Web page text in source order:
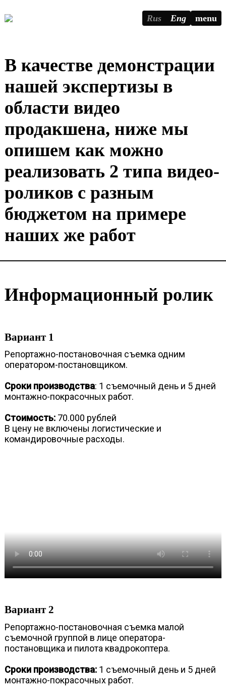
Rus Eng menu
В качестве демонстрации
нашей экспертизы в
области видео
продакшена, ниже мы
опишем как можно
реализовать 2 типа видео-
роликов с разным
бюджетом на примере
наших же работ
Информационный ролик
Вариант 1
Репортажно-постановочная съемка одним
оператором-постановщиком.
Сроки производства: 1 съемочный день и 5 дней
монтажно-покрасочных работ.
Стоимость: 70.000 рублей
В цену не включены логистические и
командировочные расходы.
Вариант 2
Репортажно-постановочная съемка малой
съемочной группой в лице оператора-
постановщика и пилота квадрокоптера.
Сроки производства: 1 съемочный день и 5 дней
монтажно-покрасочных работ.